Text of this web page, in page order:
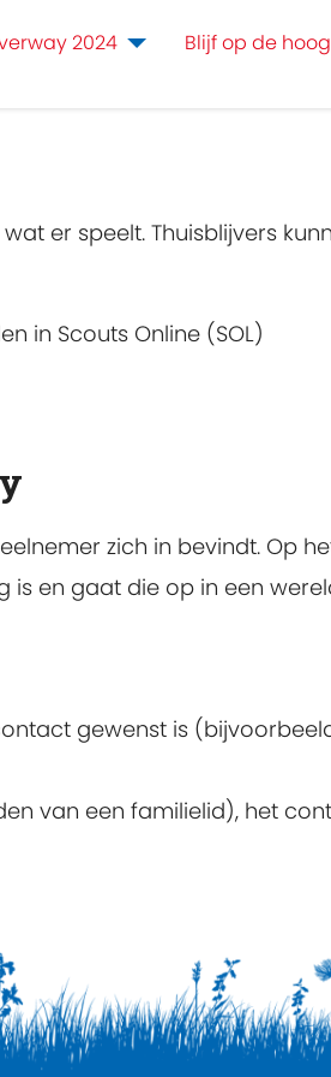
2024 Blijf op de
er speelt. Thuisblijvers
in Scouts Online (SOL)​
zich in bevindt. Op
is en gaat die op in een
gewenst is
van een familielid), het